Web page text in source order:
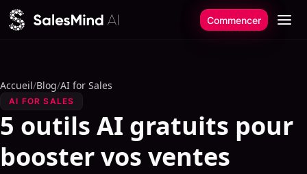
Aller au contenu
Commencer
Accueil/Blog/AI for Sales
AI FOR SALES
5 outils AI gratuits pour
booster vos ventes